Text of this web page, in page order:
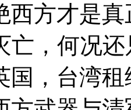
西方才是
亡，何况
国，台湾